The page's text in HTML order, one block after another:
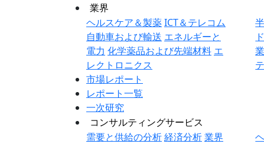
業界
ヘルスケア＆製薬ICT＆テレコム
自動車および輸送 エネルギーと
電力 化学薬品および先端材料 エ
レクトロニクス
ド
市場レポート
レポート一覧
一次研究
コンサルティングサービス
需要と供給の分析経済分析業界